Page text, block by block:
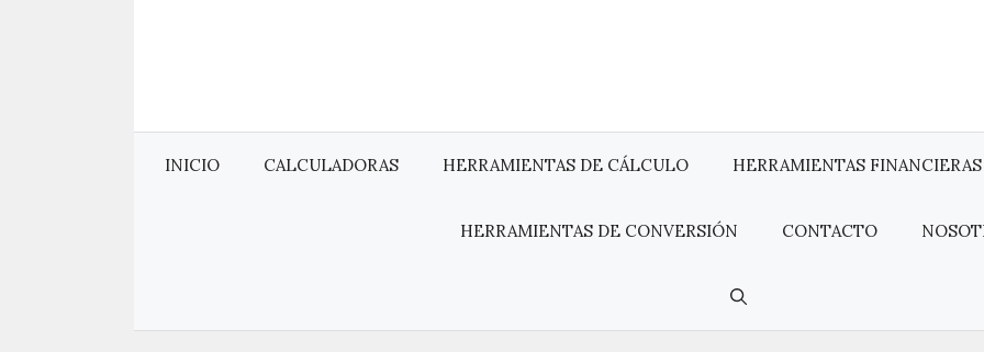
INICIO CALCULADORAS HERRAMIENTAS DE CÁLCULO HERRAMIENTAS FINANCIERAS
HERRAMIENTAS DE CONVERSIÓN CONTACTO